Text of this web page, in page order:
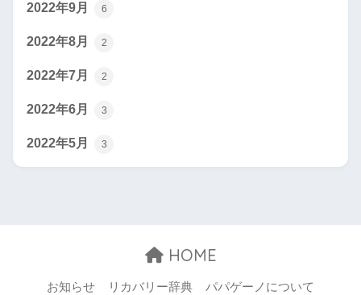
2022年9月 6
2022年8月 2
2022年7月 2
2022年6月 3
2022年5月 3
HOME
お知らせ リカバリー辞典
パパゲーノについて